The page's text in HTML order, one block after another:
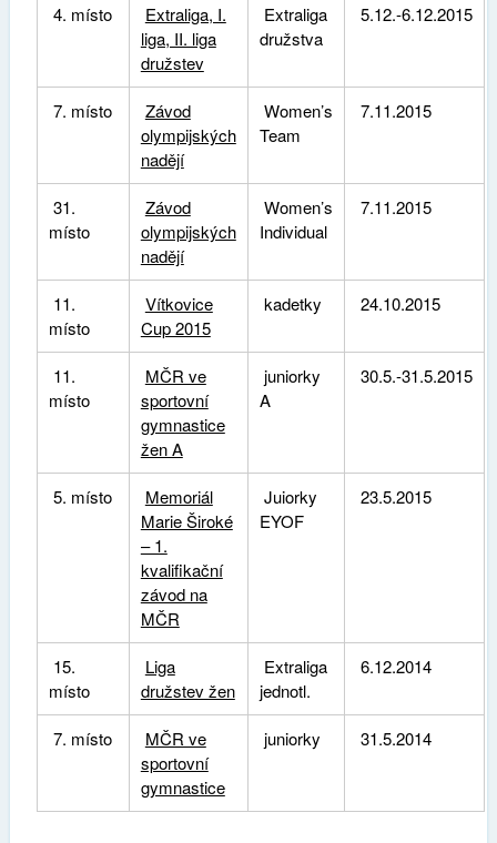
4. místo
Extraliga, I.
liga, II. liga
družstev
Extraliga
družstva
5.12.-6.12.2015
7. místo
Závod
olympijských
nadějí
Women’s
Team
7.11.2015
31.
místo
Závod
olympijských
nadějí
Women’s
Individual
7.11.2015
11.
místo
Vítkovice
Cup 2015
kadetky 24.10.2015
11.
místo
MČR ve
sportovní
gymnastice
žen A
juniorky
A
30.5.-31.5.2015
5. místo
Memoriál
Marie Široké
– 1.
kvalifikační
závod na
MČR
Juiorky
EYOF
23.5.2015
15.
místo
Liga
družstev žen
Extraliga
jednotl.
6.12.2014
7. místo
MČR ve
sportovní
gymnastice
juniorky 31.5.2014